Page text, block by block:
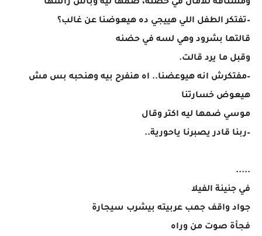
ومشتاقة للامان في حضنه، ضمها ليه وباس راسها
–تفتكر الطفل اللي هييجي ده هيعوضنا عن غالب؟
قالتها بشرود وهي لسه في حضنه
وقبل ما يرد قالت.
–مفتكرش انه هيوعضنا.. اه هنفرح بيه وهنحبه بس مش
هيعوض خسارتنا
موسي ضمها ليه اكتر وقال
–ربنا قادر يصبرنا ياحورية..
.....
في جنينة الفيلا
جواد واقف جمب عربيته بيشرب سيجارة
فجأة صوت من وراه